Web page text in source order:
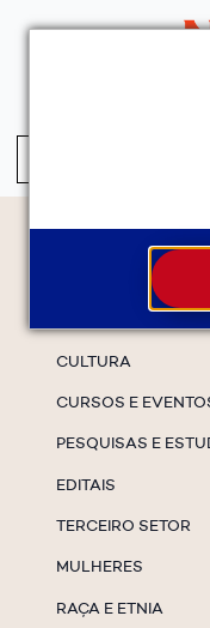
CULTURA
CURSOS E
PESQUISAS E
EDITAIS
TERCEIRO SETOR
MULHERES
RAÇA E ETNIA